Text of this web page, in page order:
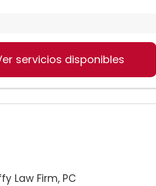
servicios disponibles
Law Firm, PC